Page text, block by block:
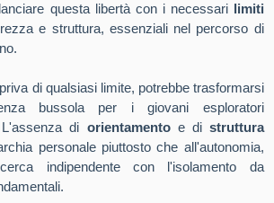
questa libertà con i necessari limiti
e struttura, essenziali nel percorso di
di qualsiasi limite, potrebbe trasformarsi
bussola per i giovani esploratori
di orientamentoe di struttura
personale piuttosto che all'autonomia,
indipendente con l'isolamento da